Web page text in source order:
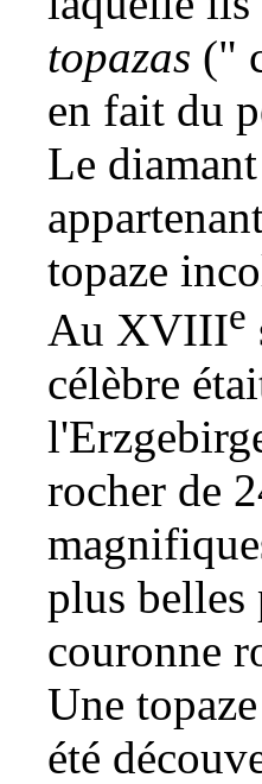
topazas ("
en fait du
Le diamant
topaze
Au XVIIIe
célèbre
rocher de
plus belles
couronne
Une
été